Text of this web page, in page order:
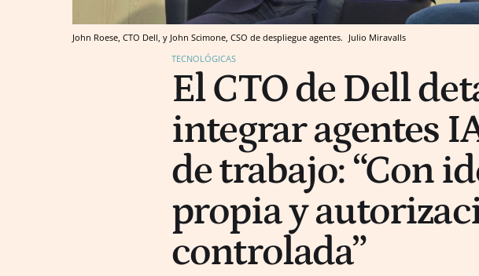
John Roese, CTO Dell, y John Scimone, CSO de despliegue agentes. Julio Miravalls
TECNOLÓGICAS
El CTO de Dell
integrar agentes
de trabajo: “Con
propia y
controlada”